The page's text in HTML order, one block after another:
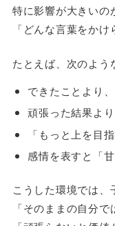
特に影響が大きいの
「どんな言葉をかけ
たとえば、次のよう
できたことより
頑張った結果よ
「もっと上を目
感情を表すと「
こうした環境では、
「そのままの自分で